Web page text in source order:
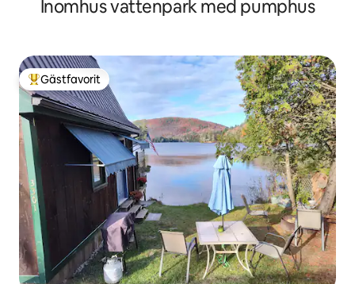
Inomhus vattenpark med pumphus
Populär gästfavorit
Gästfavorit